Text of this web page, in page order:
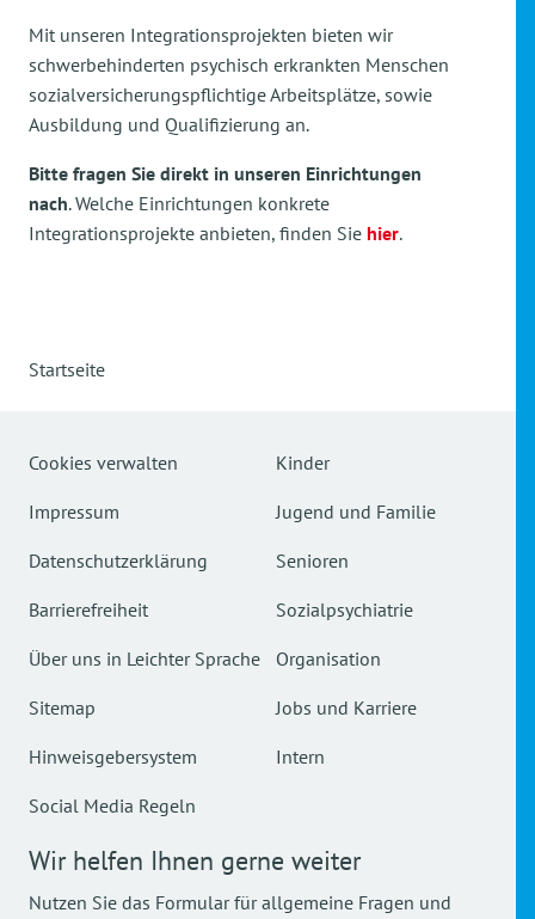
Mit unseren Integrationsprojekten bieten wir
schwerbehinderten psychisch erkrankten Menschen
sozialversicherungspflichtige Arbeitsplätze, sowie
Ausbildung und Qualifizierung an.
Bitte fragen Sie direkt in unseren Einrichtungen
nach. Welche Einrichtungen konkrete
Integrationsprojekte anbieten, finden Sie hier.
Startseite
Cookies verwalten
Impressum
Datenschutzerklärung
Barrierefreiheit
Über uns in Leichter Sprache
Sitemap
Hinweisgebersystem
Social Media Regeln
Kinder
Jugend und Familie
Senioren
Sozialpsychiatrie
Organisation
Jobs und Karriere
Intern
Wir helfen Ihnen gerne weiter
Nutzen Sie das Formular für allgemeine Fragen und